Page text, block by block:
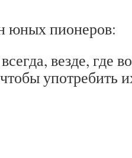
юных пионеров:
везде, где
употребить